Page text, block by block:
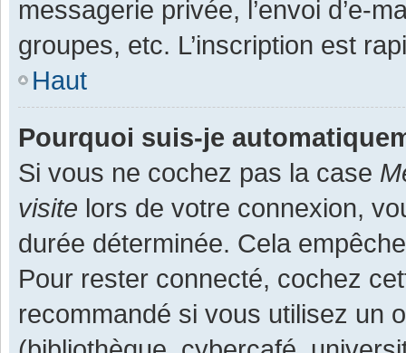
messagerie privée, l’envoi d’e-
groupes, etc. L’inscription est
Haut
Pourquoi suis-je
Si vous ne cochez pas la case
visite lors de votre connexion,
durée déterminée. Cela
Pour rester connecté, cochez
recommandé si vous utilisez un